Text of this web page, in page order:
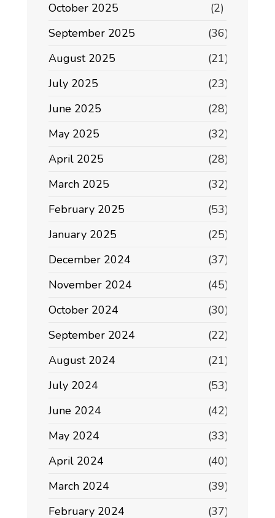
October 2025
(2)
September 2025
(36)
August 2025
(21)
July 2025
(23)
June 2025
(28)
May 2025
(32)
April 2025
(28)
March 2025
(32)
February 2025
(53)
January 2025
(25)
December 2024
(37)
November 2024
(45)
October 2024
(30)
September 2024
(22)
August 2024
(21)
July 2024
(53)
June 2024
(42)
May 2024
(33)
April 2024
(40)
March 2024
(39)
February 2024
(37)